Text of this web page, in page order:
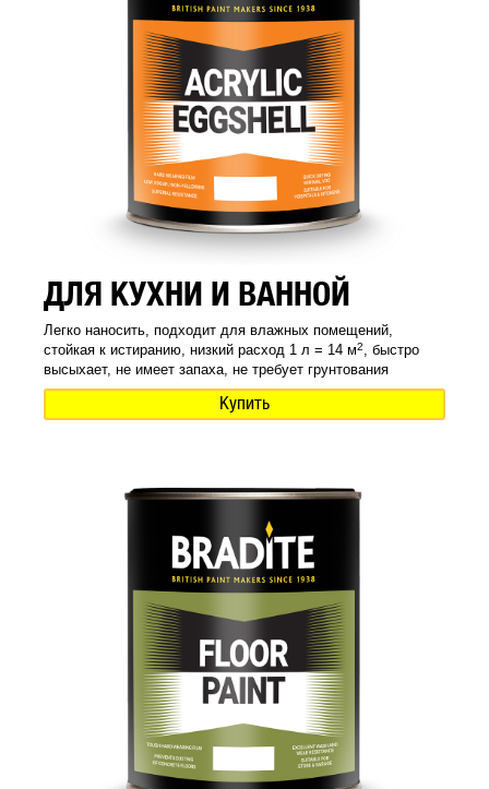
ДЛЯ КУХНИ И ВАННОЙ
Легко наносить, подходит для влажных помещений,
стойкая к истиранию, низкий расход 1 л = 14 м2, быстро
высыхает, не имеет запаха, не требует грунтования
Купить